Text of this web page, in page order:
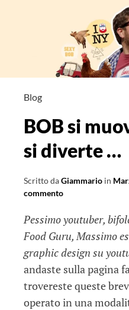
Blog
BOB si
si diverte …
Scritto daGiammario in
commento
Pessimo youtuber,
Food Guru, Massimo
graphic design su
andaste sulla pagina
trovereste queste
operato in una